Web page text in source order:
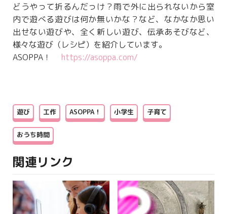
どうやって折るんだっけ？雨で外に出られないから室
内で遊べる遊びは何か無いかな？など、なかなか思い
出せない遊びや、全く新しい遊び、伝承あそびなど、
様々な遊び（レシピ）を紹介しています。
ASOPPA！
https://asoppa.com/
遊び 工作 ASOPPA！ 小学生 子育て
おうち時間
関連リンク